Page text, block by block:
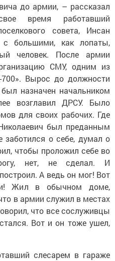
до армии, – рассказал
время работавший
совета, Инсан
большими, как лопаты,
человек. После армии
СМУ, одним из
Вырос до должности
назначен начальником
возглавил ДРСУ. Было
для своих рабочих. Где
был преданным
заботился о себе, думал о
чтобы проложил себе во
нет, не сделал. И
А ведь он мог! Вот
Жил в обычном доме,
в армии служил в местах
что все сослуживцы
Вот и он тоже ушел,
слесарем в гараже